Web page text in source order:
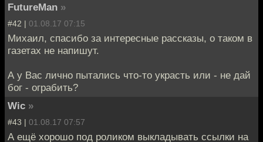
FutureMan »
#42 | 01.08.17 07:15
Михаил, спасибо за интересные рассказы, о таком в
газетах не напишут.
А у Вас лично пытались что-то украсть или - не дай
бог - ограбить?
Wic »
#43 | 01.08.17 07:57
А ещё хорошо под роликом выкладывать ссылки на